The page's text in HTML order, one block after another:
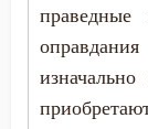
Рабство
Радость